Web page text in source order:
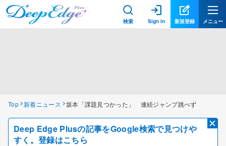
検索 Sign in 新規登録 メニュー
Top 新着ニュース 坂本「課題見つかった」 連続ジャンプ跳べず
Deep Edge Plusの記事をGoogle検索で見つけや
すく。登録はこちら